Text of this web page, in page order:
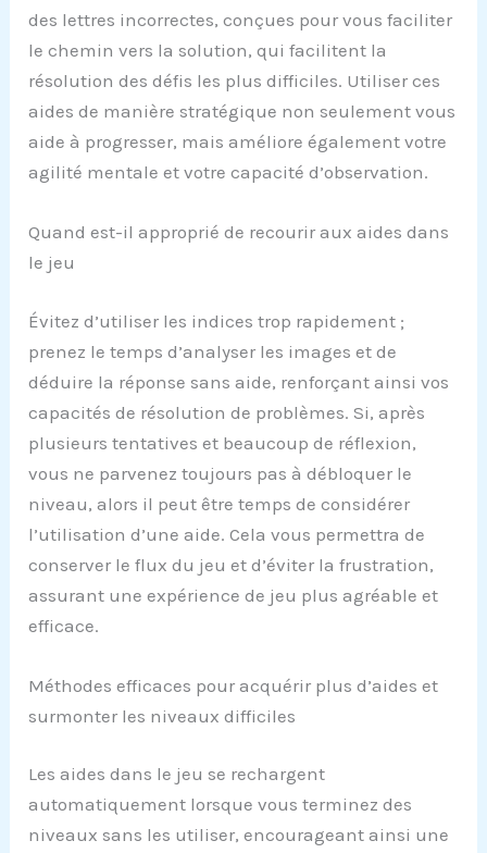
des lettres incorrectes, conçues pour vous faciliter
le chemin vers la solution, qui facilitent la
résolution des défis les plus difficiles. Utiliser ces
aides de manière stratégique non seulement vous
aide à progresser, mais améliore également votre
agilité mentale et votre capacité d’observation.
Quand est-il approprié de recourir aux aides dans
le jeu
Évitez d’utiliser les indices trop rapidement ;
prenez le temps d’analyser les images et de
déduire la réponse sans aide, renforçant ainsi vos
capacités de résolution de problèmes. Si, après
plusieurs tentatives et beaucoup de réflexion,
vous ne parvenez toujours pas à débloquer le
niveau, alors il peut être temps de considérer
l’utilisation d’une aide. Cela vous permettra de
conserver le flux du jeu et d’éviter la frustration,
assurant une expérience de jeu plus agréable et
efficace.
Méthodes efficaces pour acquérir plus d’aides et
surmonter les niveaux difficiles
Les aides dans le jeu se rechargent
automatiquement lorsque vous terminez des
niveaux sans les utiliser, encourageant ainsi une